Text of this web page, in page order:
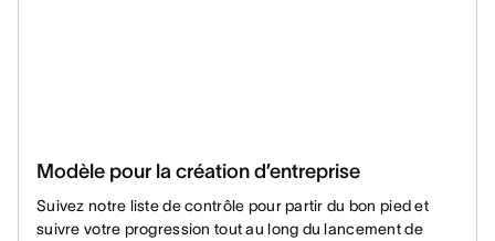
Modèle pour la création d’entreprise
Suivez notre liste de contrôle pour partir du bon pied et
suivre votre progression tout au long du lancement de